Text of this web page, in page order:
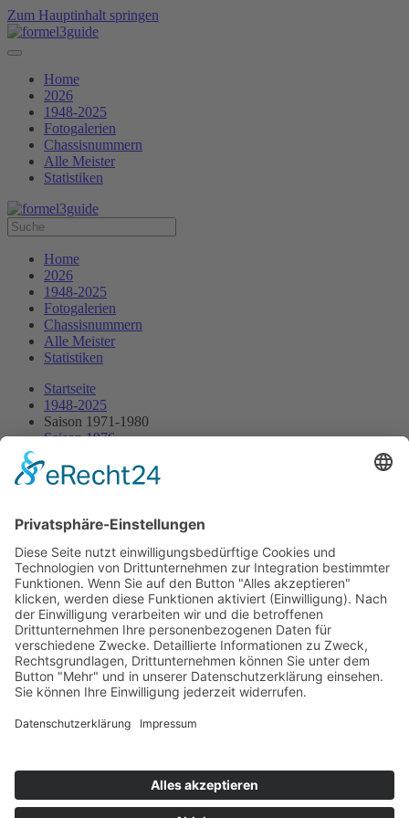
Zum Hauptinhalt springen
Home
2026
1948-2025
Fotogalerien
Chassisnummern
Alle Meister
Statistiken
Home
2026
1948-2025
Fotogalerien
Chassisnummern
Alle Meister
Statistiken
Startseite
1948-2025
Saison 1971-1980
Saison 1976
20.06.1976 - Eggberg
Streckenskizze
Alle Ergebnisse:
Nennungsliste
Ergebnis Rennen
Impressum
Jahrbuch